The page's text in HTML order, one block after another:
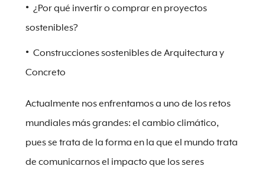
¿Por qué invertir o comprar en proyectos
sostenibles?
Construcciones sostenibles de Arquitectura y
Concreto
Actualmente nos enfrentamos a uno de los retos
mundiales más grandes: el cambio climático,
pues se trata de la forma en la que el mundo trata
de comunicarnos el impacto que los seres